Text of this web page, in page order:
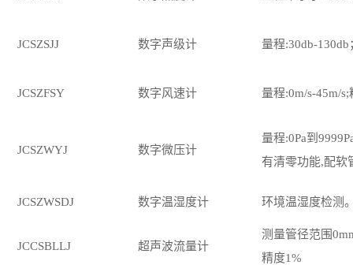
JCSZSJJ 数字声级计 量程:30db-
JCSZFSY 数字风速计 量程:0m/s-45m/
JCSZWYJ 数字微压计
量程:0Pa到
有清零功能,配软
JCSZWSDJ 数字温湿度计 环境温湿度检测
JCCSBLLJ 超声波流量计
测量管径范围
精度1%